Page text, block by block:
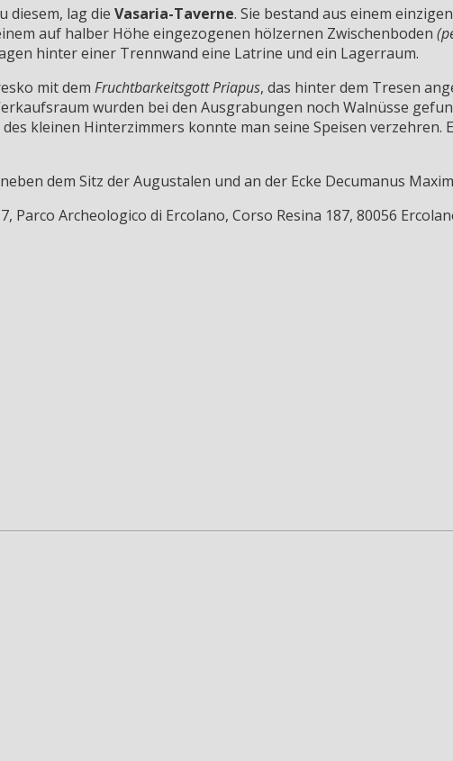
diesem, lag die Vasaria-Taverne. Sie bestand aus einem
auf halber Höhe eingezogenen hölzernen Zwischenboden
hinter einer Trennwand eine Latrine und ein Lagerraum.
mit dem Fruchtbarkeitsgott Priapus, das hinter dem Tresen
wurden bei den Ausgrabungen noch Walnüsse
kleinen Hinterzimmers konnte man seine Speisen verzehren.
dem Sitz der Augustalen und an der Ecke Decumanus
Archeologico di Ercolano, Corso Resina 187, 80056